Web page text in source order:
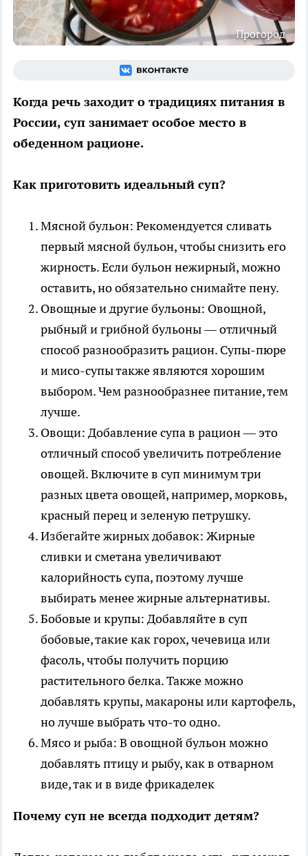
Прогород
Когда речь заходит о традициях питания в
России, суп занимает особое место в
обеденном рационе.
Как приготовить идеальный суп?
Мясной бульон: Рекомендуется сливать
первый мясной бульон, чтобы снизить его
жирность. Если бульон нежирный, можно
оставить, но обязательно снимайте пену.
Овощные и другие бульоны: Овощной,
рыбный и грибной бульоны — отличный
способ разнообразить рацион. Супы-пюре
и мисо-супы также являются хорошим
выбором. Чем разнообразнее питание, тем
лучше.
Овощи: Добавление супа в рацион — это
отличный способ увеличить потребление
овощей. Включите в суп минимум три
разных цвета овощей, например, морковь,
красный перец и зеленую петрушку.
Избегайте жирных добавок: Жирные
сливки и сметана увеличивают
калорийность супа, поэтому лучше
выбирать менее жирные альтернативы.
Бобовые и крупы: Добавляйте в суп
бобовые, такие как горох, чечевица или
фасоль, чтобы получить порцию
растительного белка. Также можно
добавлять крупы, макароны или картофель,
но лучше выбрать что-то одно.
Мясо и рыба: В овощной бульон можно
добавлять птицу и рыбу, как в отварном
виде, так и в виде фрикаделек
Почему суп не всегда подходит детям?